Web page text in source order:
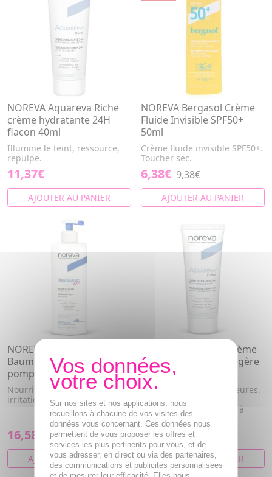
NOREVA Aquareva Riche
crème hydratante 24H
flacon 40ml
Illumine le teint, ressource,
repulpe.
11,37€
AJOUTER AU PANIER
NOREVA Bergasol Crème
Fluide Invisible SPF50+
50ml
Crème fluide invisible SPF50+.
Toucher sec.
6,38€ 9,38€
AJOUTER AU PANIER
NOREVA Xerodiane AP+
Baume relipidant flacon
pompe 400ml
Nourrit, apaise, anti-
irritations, anti-grattage.
16,58€
AJOUTER AU PANIER
NOREVA Aquareva crème
hydratante texture légère
24H tube 40ml
Crème hydratante 24 heures,
texture légère. Peaux
déshydratées normales à
mixtes.
11,37€
AJOUTER AU PANIER
Sur nos sites et nos applications, nous
recueillons à chacune de vos visites des
données vous concernant. Ces données nous
permettent de vous proposer les offres et
services les plus pertinents pour vous, et de
vous adresser, en direct ou via des partenaires,
des communications et publicités personnalisées